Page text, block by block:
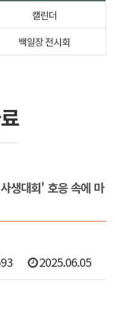
캘린더
백일장 전시회
생대회' 호응 속에 마
2025.06.05